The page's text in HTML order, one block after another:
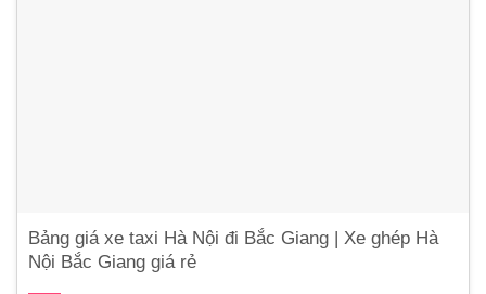
Bảng giá xe taxi Hà Nội đi Bắc Giang | Xe ghép Hà
Nội Bắc Giang giá rẻ